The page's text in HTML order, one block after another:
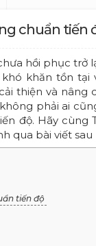
chuẩn tiến
hồi phục trở
khăn tồn
thiện và nâng
phải ai
độ. Hãy cùng
qua bài viết sau
tiến độ